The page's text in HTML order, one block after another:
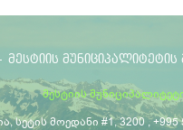
ᲛᲔᲡᲢᲘᲘᲡ ᲛᲣᲜᲘᲪᲘᲞᲐᲚᲘᲢᲔᲢᲘᲡ
მესტიის
სეტის მოედანი #1, 3200 , +995